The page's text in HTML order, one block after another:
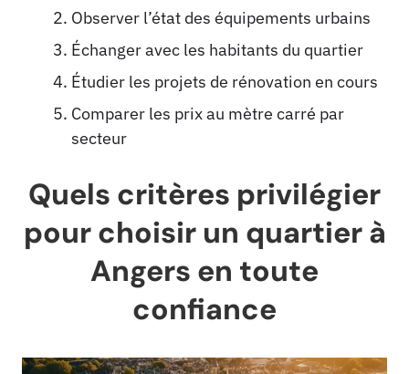
Observer l’état des équipements urbains
Échanger avec les habitants du quartier
Étudier les projets de rénovation en cours
Comparer les prix au mètre carré par
secteur
Quels critères privilégier
pour choisir un quartier à
Angers en toute
confiance